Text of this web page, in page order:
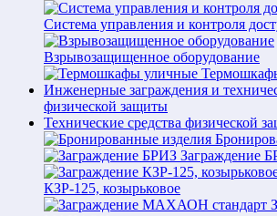
Система управления и контроля
Взрывозащищенное оборудование
Инженерные заграждения и
физической защиты
Технические средства физической
Заграждение
КЗР-125, козырьковое